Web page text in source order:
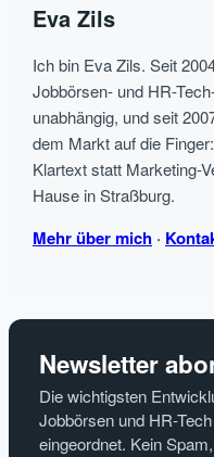
Eva Zils
Ich bin Eva Zils. Seit
Jobbörsen- und HR-
unabhängig, und seit
dem Markt auf die
Klartext statt Marketing-
Hause in Straßburg.
Mehr über mich ·
Newsletter
Die wichtigsten
Jobbörsen und HR-
eingeordnet. Kein